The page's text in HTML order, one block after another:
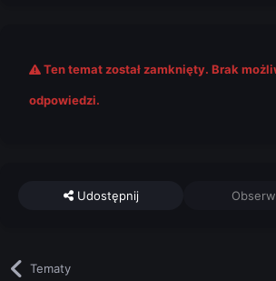
Ten temat został zamknięty. Brak
odpowiedzi.
Udostępnij
Tematy